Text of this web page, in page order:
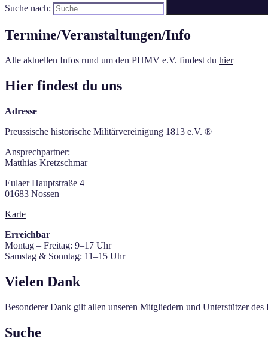
Suche nach:
Termine/Veranstaltungen/Info
Alle aktuellen Infos rund um den PHMV e.V. findest du hier
Hier findest du uns
Adresse
Preussische historische Militärvereinigung 1813 e.V. ®
Ansprechpartner:
Matthias Kretzschmar
Eulaer Hauptstraße 4
01683 Nossen
Karte
Erreichbar
Montag – Freitag: 9–17 Uhr
Samstag & Sonntag: 11–15 Uhr
Vielen Dank
Besonderer Dank gilt allen unseren Mitgliedern und Unterstützer des
Suche